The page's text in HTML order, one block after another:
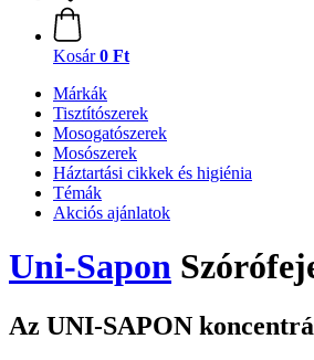
Kosár 0 Ft
Márkák
Tisztítószerek
Mosogatószerek
Mosószerek
Háztartási cikkek és higiénia
Témák
Akciós ajánlatok
Uni-Sapon
Az UNI-SAPON